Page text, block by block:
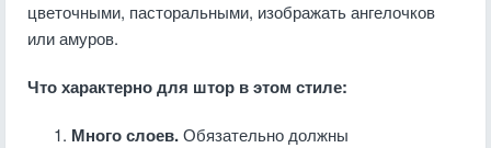
цветочными, пасторальными, изображать ангелочков
или амуров.
Что характерно для штор в этом стиле:
Много слоев.Обязательно должны